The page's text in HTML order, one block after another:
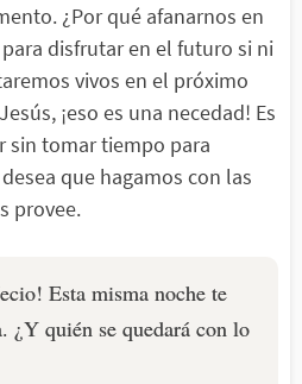
¿Por qué afanarnos en
disfrutar en el futuro si ni
vivos en el próximo
¡eso es una necedad! Es
sin tomar tiempo para
que hagamos con las
provee.
Esta misma noche te
¿Y quién se quedará con lo